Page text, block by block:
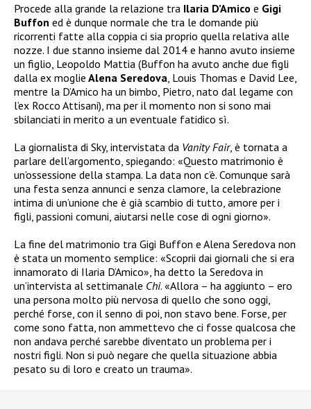
Procede alla grande la relazione tra Ilaria D’Amico e Gigi
Buffon ed è dunque normale che tra le domande più
ricorrenti fatte alla coppia ci sia proprio quella relativa alle
nozze. I due stanno insieme dal 2014 e hanno avuto insieme
un figlio, Leopoldo Mattia (Buffon ha avuto anche due figli
dalla ex moglie Alena Seredova , Louis Thomas e David Lee,
mentre la D’Amico ha un bimbo, Pietro, nato dal legame con
l’ex Rocco Attisani), ma per il momento non si sono mai
sbilanciati in merito a un eventuale fatidico sì.
La giornalista di Sky, intervistata da Vanity Fair, è tornata a
parlare dell’argomento, spiegando: «Questo matrimonio è
un’ossessione della stampa. La data non c’è. Comunque sarà
una festa senza annunci e senza clamore, la celebrazione
intima di un’unione che è già scambio di tutto, amore per i
figli, passioni comuni, aiutarsi nelle cose di ogni giorno».
La fine del matrimonio tra Gigi Buffon e Alena Seredova non
è stata un momento semplice: «Scoprii dai giornali che si era
innamorato di Ilaria D’Amico», ha detto la Seredova in
un’intervista al settimanale Chi. «Allora – ha aggiunto – ero
una persona molto più nervosa di quello che sono oggi,
perché forse, con il senno di poi, non stavo bene. Forse, per
come sono fatta, non ammettevo che ci fosse qualcosa che
non andava perché sarebbe diventato un problema per i
nostri figli. Non si può negare che quella situazione abbia
pesato su di loro e creato un trauma».